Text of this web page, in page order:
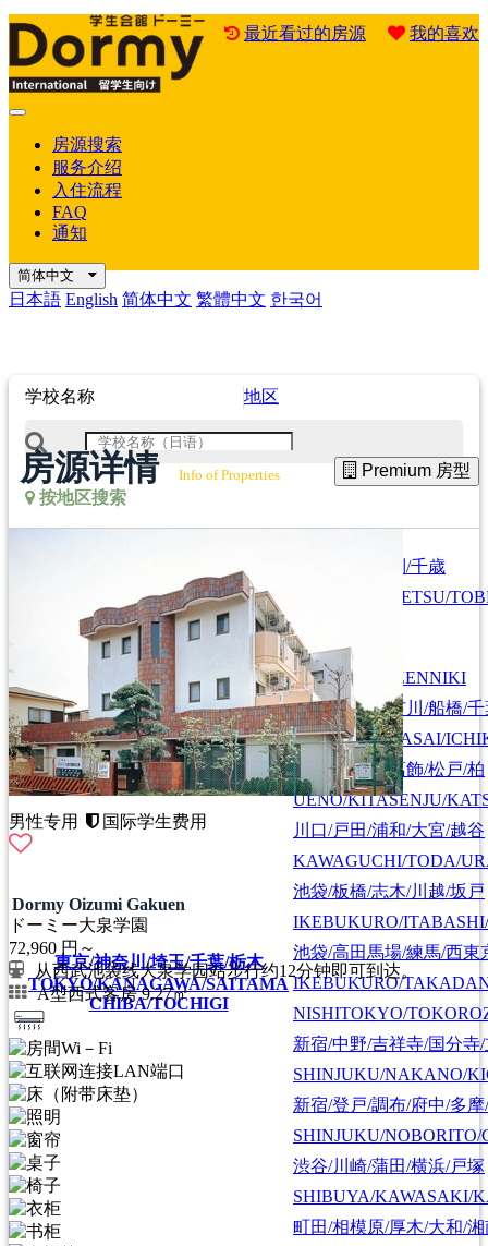
最近看过的房源 我的喜欢
Mobile
房源搜索
服务介绍
入住流程
FAQ
通知
简体中文
日本語 English 简体中文 繁體中文 한국어
学校名称 地区
按地区搜索
HOKKAIDO/SAPPORO
札幌/江別/当別/千歳
SAPPORO/EBETSU/
東京/神奈川/埼玉/千葉/栃木
TOKYO/KANAGAWA/SAITAMA
CHIBA/TOCHIGI
首都圏全域
SHUTOKEN ZENNIKI
江戸川/葛西/市川/船橋/千
EDOGAWA/KASAI/
上野/北千住/葛飾/松戸/柏
UENO/KITASENJU/
川口/戸田/浦和/大宮/越谷
KAWAGUCHI/TODA/
池袋/板橋/志木/川越/坂戸
IKEBUKURO/
池袋/高田馬場/練馬/西東
IKEBUKURO/
NISHITOKYO/
新宿/中野/吉祥寺/国分寺
SHINJUKU/NAKANO/
新宿/登戸/調布/府中/多
SHINJUKU/
渋谷/川崎/蒲田/横浜/戸塚
SHIBUYA/KAWASAKI/
町田/相模原/厚木/大和/湘
房源详情 Info of Properties Premium 房型
男性专用 国际学生费用
Dormy Oizumi Gakuen
ドーミー大泉学園
72,960 円～
从西武池袋线大泉学园站步行约12分钟即可到达。
A型西式客房 9.27㎡